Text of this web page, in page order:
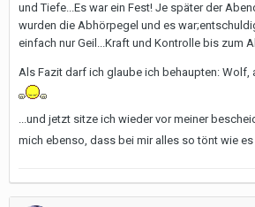
und Tiefe...Es war ein Fest! Je später der
wurden die Abhörpegel und es
einfach nur Geil...Kraft und Kontrolle bis zum
Als Fazit darf ich glaube ich behaupten: Wolf,
...und jetzt sitze ich wieder vor meiner
mich ebenso, dass bei mir alles so tönt wie es